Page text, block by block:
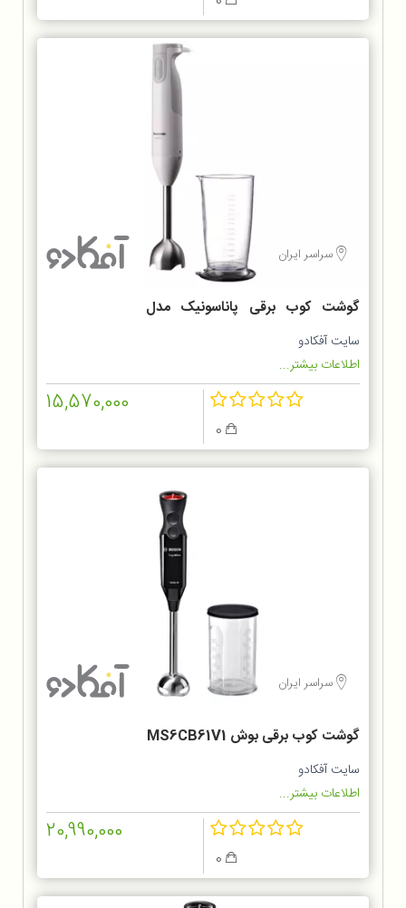
سراسر ایران
گوشت کوب برقی پاناسونیک مدل
MX-GS1
سایت آفکادو
اطلاعات بیشتر...
15,570,000
سراسر ایران
گوشت کوب برقی بوش MS6CB61V1
سایت آفکادو
اطلاعات بیشتر...
20,990,000